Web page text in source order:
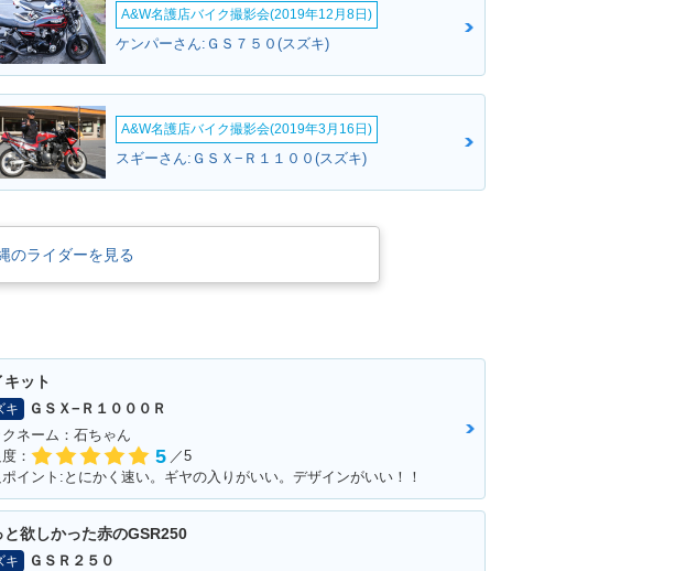
A&W名護店バイク撮影会(2019年12月8日)
ケンパーさん:ＧＳ７５０(スズキ)
A&W名護店バイク撮影会(2019年3月16日)
スギーさん:ＧＳＸ−Ｒ１１００(スズキ)
のライダーを見る
キット
キ
ＧＳＸ−Ｒ１０００Ｒ
ネーム：石ちゃん
：
5 ／5
イント:とにかく速い。ギヤの入りがいい。デザインがいい！！
と欲しかった赤のGSR250
キ
ＧＳＲ２５０